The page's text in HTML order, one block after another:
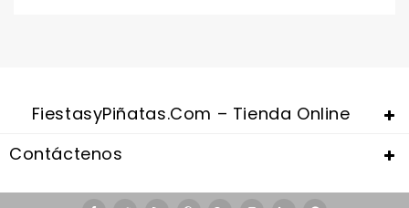
FiestasyPiñatas.com – Tienda Online
Contáctenos